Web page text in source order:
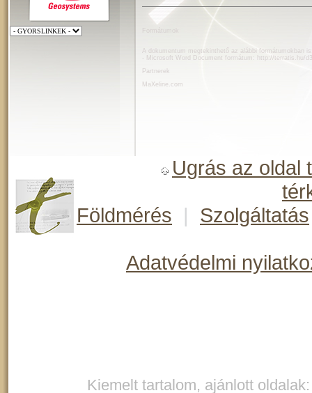
A dokumentum megtekinthető az alábbi formátumokban
- Microsoft Word Document formátum:
http://terratis.hu/
Partnerek
MaXeline.com
Ugrás az oldal
Földmérés
| Szolgáltatás
Adatvédelmi
Kiemelt tartalom, ajánlott